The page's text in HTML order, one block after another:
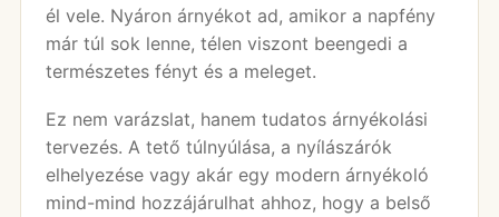
él vele. Nyáron árnyékot ad, amikor a napfény
már túl sok lenne, télen viszont beengedi a
természetes fényt és a meleget.
Ez nem varázslat, hanem tudatos árnyékolási
tervezés. A tető túlnyúlása, a nyílászárók
elhelyezése vagy akár egy modern árnyékoló
mind-mind hozzájárulhat ahhoz, hogy a belső